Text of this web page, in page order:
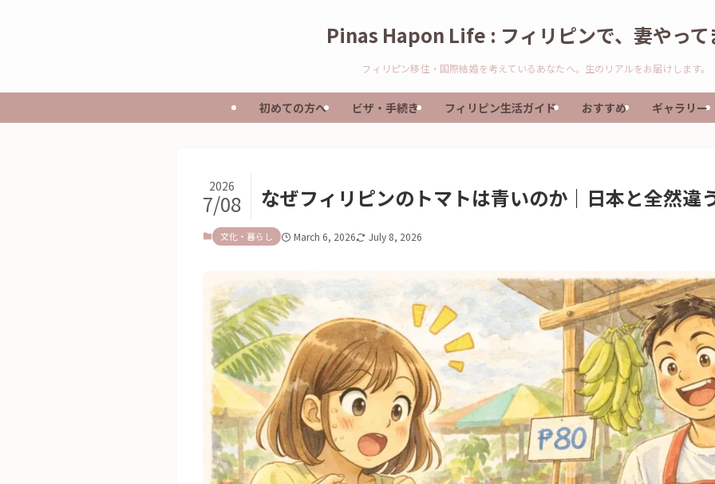
Pinas Hapon Life : フィリピンで、妻やって
フィリピン移住・国際結婚を考えているあなたへ。生のリアルをお届けします。
初めての方へ ビザ・手続き フィリピン生活ガイド おすすめ ギャラリー
なぜフィリピンのトマトは青いのか｜日本と全然違
2026
7/08
文化・暮らし March 6, 2026 July 8, 2026